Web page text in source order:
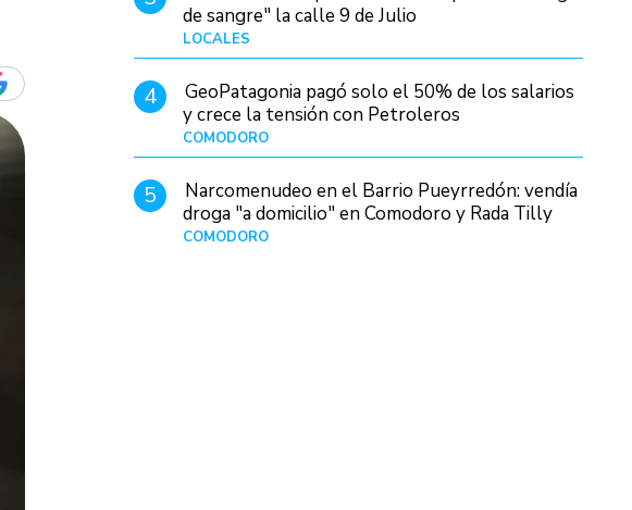
de sangre" la calle 9 de Julio
LOCALES
4
GeoPatagonia pagó solo el 50% de los salarios
y crece la tensión con Petroleros
COMODORO
5
Narcomenudeo en el Barrio Pueyrredón: vendía
droga "a domicilio" en Comodoro y Rada Tilly
COMODORO